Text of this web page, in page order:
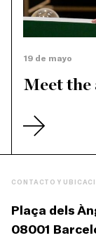
19 de mayo
Meet
CONTACTO Y
Plaça dels
08001